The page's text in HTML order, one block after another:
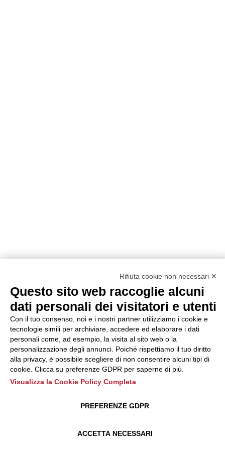
Rifiuta cookie non necessari ✕
Questo sito web raccoglie alcuni
dati personali dei visitatori e utenti
Con il tuo consenso, noi e i nostri partner utilizziamo i cookie e
tecnologie simili per archiviare, accedere ed elaborare i dati
personali come, ad esempio, la visita al sito web o la
personalizzazione degli annunci. Poiché rispettiamo il tuo diritto
alla privacy, è possibile scegliere di non consentire alcuni tipi di
cookie. Clicca su preferenze GDPR per saperne di più.
Visualizza la Cookie Policy Completa
ACCETTA NECESSARI
PREFERENZE GDPR